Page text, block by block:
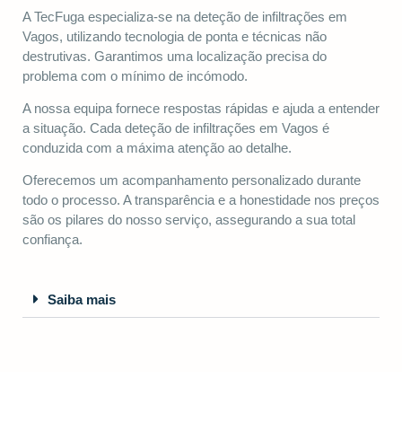
A TecFuga especializa-se na deteção de infiltrações em
Vagos, utilizando tecnologia de ponta e técnicas não
destrutivas. Garantimos uma localização precisa do
problema com o mínimo de incómodo.
A nossa equipa fornece respostas rápidas e ajuda a entender
a situação. Cada deteção de infiltrações em Vagos é
conduzida com a máxima atenção ao detalhe.
Oferecemos um acompanhamento personalizado durante
todo o processo. A transparência e a honestidade nos preços
são os pilares do nosso serviço, assegurando a sua total
confiança.
Saiba mais